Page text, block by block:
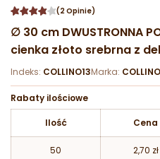
(2 Opinie)
∅ 30 cm DWUSTRONNA
cienka złoto srebrna z
Indeks: COLLINO13Marka: COLLINO
Rabaty ilościowe
Ilość Cena
50 2,70 zł